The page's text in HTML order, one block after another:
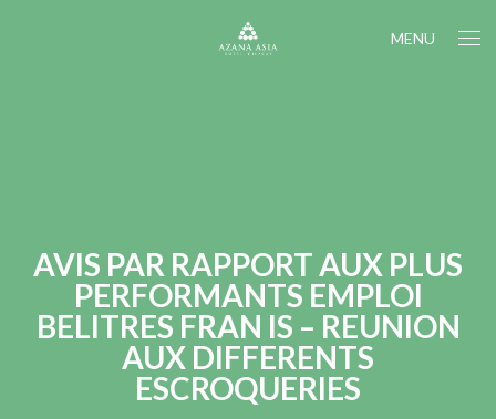
MENU
AVIS PAR RAPPORT AUX PLUS
PERFORMANTS EMPLOI
BELITRES FRAN IS – REUNION
AUX DIFFERENTS
ESCROQUERIES